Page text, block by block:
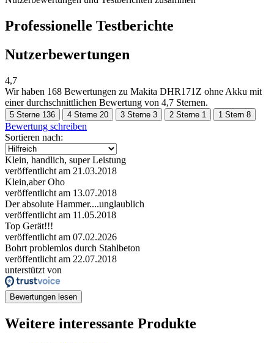
Professionelle Testberichte
Nutzerbewertungen
4,7
Wir haben 168 Bewertungen zu Makita DHR171Z ohne Akku mit
einer durchschnittlichen Bewertung von 4,7 Sternen.
5 Sterne 136 4 Sterne 20 3 Sterne 3 2 Sterne 1 1 Stern 8
Bewertung schreiben
Sortieren nach:
Klein, handlich, super Leistung
veröffentlicht am 21.03.2018
Klein,aber Oho
veröffentlicht am 13.07.2018
Der absolute Hammer....unglaublich
veröffentlicht am 11.05.2018
Top Gerät!!!
veröffentlicht am 07.02.2026
Bohrt problemlos durch Stahlbeton
veröffentlicht am 22.07.2018
unterstützt von
Bewertungen lesen
Weitere interessante Produkte